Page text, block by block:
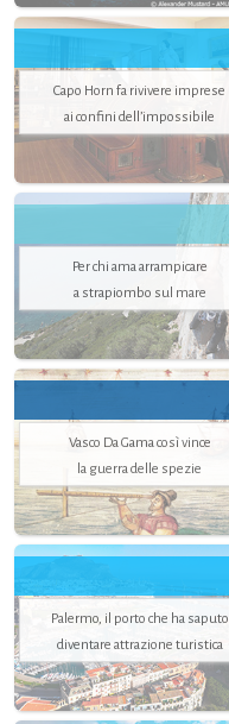
Capo Horn fa rivivere imprese
ai confini dell’impossibile
Per chi ama arrampicare
a strapiombo sul mare
Vasco Da Gama così vince
la guerra delle spezie
Palermo, il porto che ha saputo
diventare attrazione turistica